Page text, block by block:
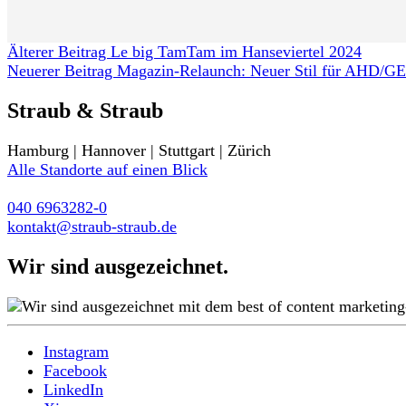
Älterer Beitrag Le big TamTam im Hanseviertel 2024
Neuerer Beitrag Magazin-Relaunch: Neuer Stil für AHD/
Straub & Straub
Hamburg | Hannover | Stuttgart | Zürich
Alle Standorte auf einen Blick
040 6963282-0
kontakt@straub-straub.de
Wir sind ausgezeichnet.
Instagram
Facebook
LinkedIn